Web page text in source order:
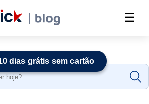
☰
dias grátis sem cartão